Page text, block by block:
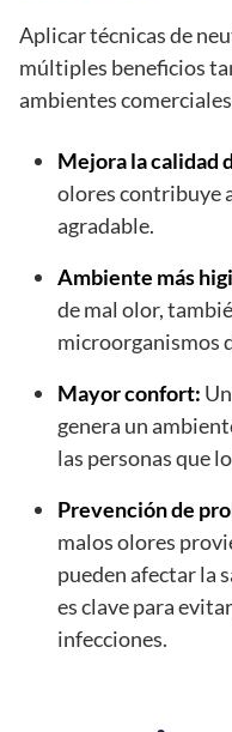
Aplicar técnicas de
múltiples beneficios
ambientes
Mejora la calidad
olores contribuye
agradable.
Ambiente más
de mal olor,
microorganismos
Mayor confort:
genera un
las personas que
Prevención de
malos olores
pueden afectar la
es clave para
infecciones.